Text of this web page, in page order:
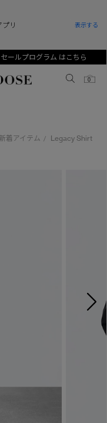
ールプログラム はこちら
Canada Goose
0
は、アウター
じて、長く愛される製
ます。
もご覧いただけます。
る
請
新着アイテム /
Legacy Shirt
リ 表示する